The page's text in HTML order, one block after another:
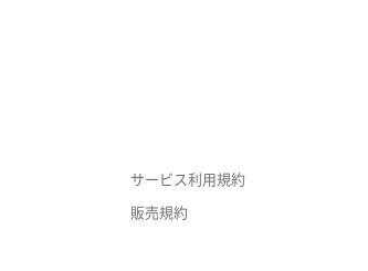
サービス利用規約
販売規約